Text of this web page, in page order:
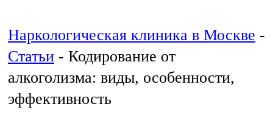
Наркологическая клиника в Москве -
Статьи - Кодирование от
алкоголизма: виды, особенности,
эффективность